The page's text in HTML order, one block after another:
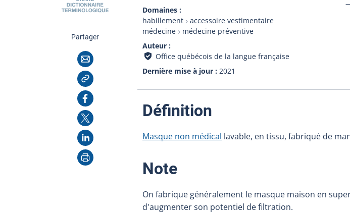
Domaines
habillement
accessoire vestimentaire
médecine
médecine préventive
Auteur
Office québécois de la langue française
Dernière mise à jour
2021
Partagercette page
Courriel
Copier l'adresse
Facebook
X
LinkedIn
Imprimer
Définition
Masque non médical lavable, en tissu, fabriqué de
Note:
On fabrique généralement le masque maison en
d'augmenter son potentiel de filtration.